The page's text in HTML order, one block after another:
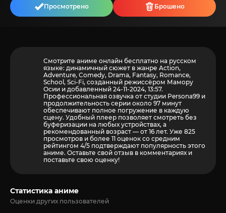
Просмотрено Брошено
Смотрите аниме онлайн бесплатно на русском
языке: динамичный сюжет в жанре Action,
Adventure, Comedy, Drama, Fantasy, Romance,
School, Sci-Fi, созданный режиссёром Мамору
Осии и добавленный 24-11-2024, 13:57.
Профессиональная озвучка от студии Persona99 и
продолжительность серии около 97 минут
обеспечивают полное погружение в каждую
сцену. Удобный плеер позволяет смотреть без
буферизации на любых устройствах, а
рекомендованный возраст — от 16 лет. Уже 825
просмотров и более 11 оценок со средним
рейтингом 4/5 подтверждают популярность этого
аниме. Оставьте свой отзыв в комментариях и
поставьте свою оценку!
Статистика аниме
Оценки других пользователей